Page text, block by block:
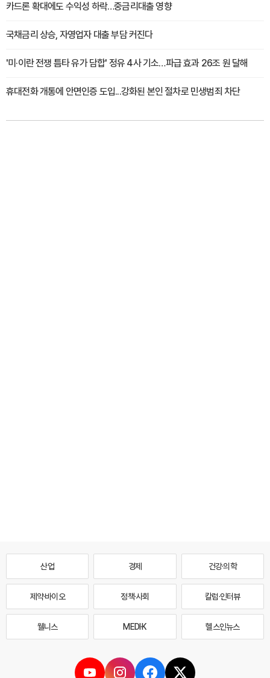
카드론 확대에도 수익성 하락…중금리대출 영향
국채금리 상승, 자영업자 대출 부담 커진다
'미·이란 전쟁 틈타 유가 담합' 정유 4사 기소…파급 효과 26조 원 달해
휴대전화 개통에 안면인증 도입...강화된 본인 절차로 민생범죄 차단
산업 경제 건강·의학
제약·바이오 정책·사회 칼럼·인터뷰
웰니스 MEDI·K 헬스인뉴스